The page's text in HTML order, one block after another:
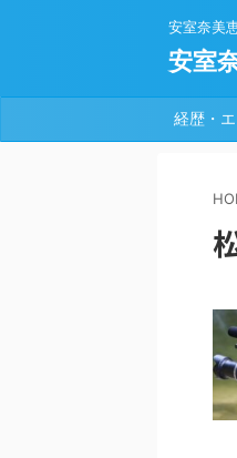
安室奈美
安室
経歴・